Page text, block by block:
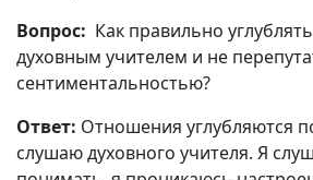
Вопрос: Как правильно
духовным учителем и не
сентиментальностью?
Ответ: Отношения углубляются
слушаю духовного учителя. Я